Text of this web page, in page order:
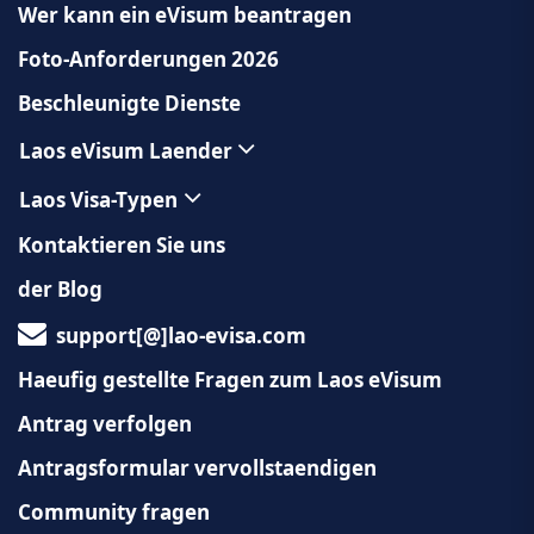
Wer kann ein eVisum beantragen
Foto-Anforderungen 2026
Beschleunigte Dienste
Laos eVisum Laender
Laos Visa-Typen
Kontaktieren Sie uns
der Blog
support[@]lao-evisa.com
Haeufig gestellte Fragen zum Laos eVisum
Antrag verfolgen
Antragsformular vervollstaendigen
Community fragen